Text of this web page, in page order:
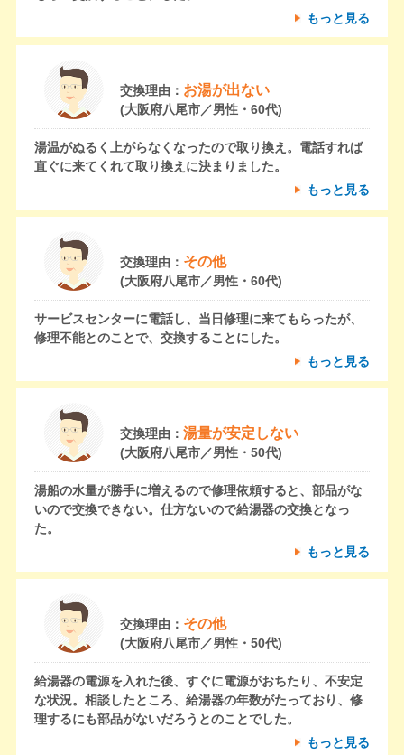
もっと見る
交換理由： お湯が出ない
(大阪府八尾市／男性・60代)
湯温がぬるく上がらなくなったので取り換え。電話すれば
直ぐに来てくれて取り換えに決まりました。
もっと見る
交換理由： その他
(大阪府八尾市／男性・60代)
サービスセンターに電話し、当日修理に来てもらったが、
修理不能とのことで、交換することにした。
もっと見る
交換理由： 湯量が安定しない
(大阪府八尾市／男性・50代)
湯船の水量が勝手に増えるので修理依頼すると、部品がな
いので交換できない。仕方ないので給湯器の交換となっ
た。
もっと見る
交換理由： その他
(大阪府八尾市／男性・50代)
給湯器の電源を入れた後、すぐに電源がおちたり、不安定
な状況。相談したところ、給湯器の年数がたっており、修
理するにも部品がないだろうとのことでした。
もっと見る